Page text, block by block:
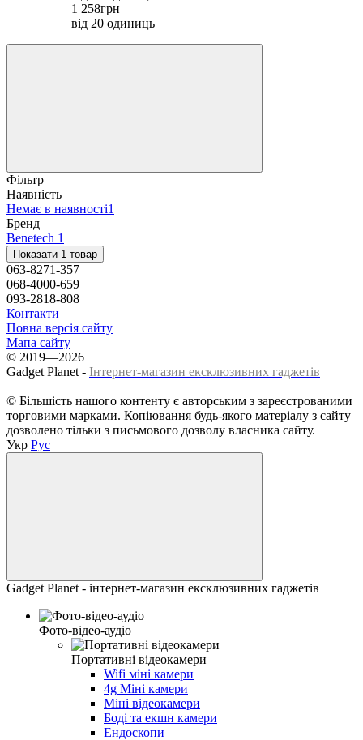
1 258грн
від 20 одиниць
Фільтр
Наявність
Немає в наявності1
Бренд
Benetech 1
Показати 1 товар
063-8271-357
068-4000-659
093-2818-808
Контакти
Повна версія сайту
Мапа сайту
© 2019—2026
Gadget Planet - Інтернет-магазин ексклюзивних гаджетів
© Більшість нашого контенту є авторським з зареєстрованими
торговими марками. Копіювання будь-якого матеріалу з сайту
дозволено тільки з письмового дозволу власника сайту.
Укр Рус
Gadget Planet - інтернет-магазин ексклюзивних гаджетів
Фото-відео-аудіо
Портативні відеокамери
Wifi міні камери
4g Міні камери
Міні відеокамери
Боді та екшн камери
Ендоскопи